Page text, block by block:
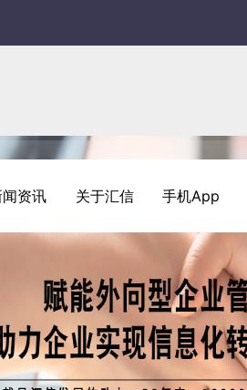
闻资讯 关于汇信 手机App